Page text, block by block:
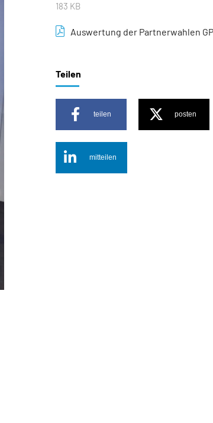
183 KB
Auswertung der Partnerwahlen
Teilen
teilen posten
mitteilen